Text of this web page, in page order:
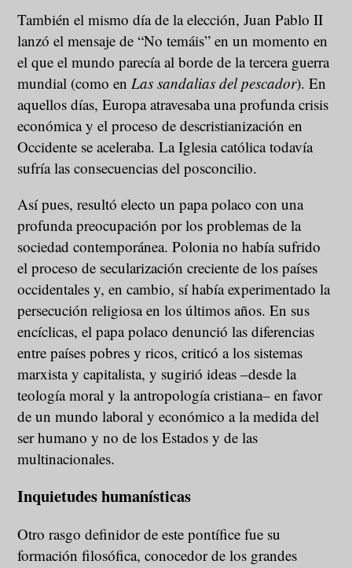
También el mismo día de la elección, Juan Pablo II
lanzó el mensaje de “No temáis” en un momento en
el que el mundo parecía al borde de la tercera guerra
mundial (como en Las sandalias del pescador). En
aquellos días, Europa atravesaba una profunda crisis
económica y el proceso de descristianización en
Occidente se aceleraba. La Iglesia católica todavía
sufría las consecuencias del posconcilio.
Así pues, resultó electo un papa polaco con una
profunda preocupación por los problemas de la
sociedad contemporánea. Polonia no había sufrido
el proceso de secularización creciente de los países
occidentales y, en cambio, sí había experimentado la
persecución religiosa en los últimos años. En sus
encíclicas, el papa polaco denunció las diferencias
entre países pobres y ricos, criticó a los sistemas
marxista y capitalista, y sugirió ideas –desde la
teología moral y la antropología cristiana– en favor
de un mundo laboral y económico a la medida del
ser humano y no de los Estados y de las
multinacionales.
Inquietudes humanísticas
Otro rasgo definidor de este pontífice fue su
formación filosófica, conocedor de los grandes